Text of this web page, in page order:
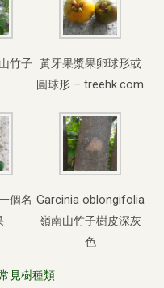
竹子 黃牙果漿果卵球形或
圓球形 – treehk.com
個名 Garcinia oblongifolia
嶺南山竹子樹皮深灰
色
見樹種類